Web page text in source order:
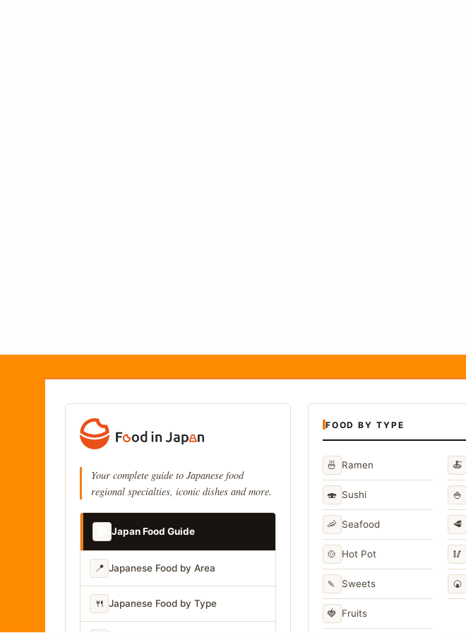
Your complete guide to Japanese food
regional specialties, iconic dishes and more.
Japan Food Guide
📍 Japanese Food by Area
🍴 Japanese Food by Type
FOOD BY TYPE
🍜 Ramen 🍝
🍣 Sushi 🍚
🦐 Seafood 🥩
🍲 Hot Pot 🥢
🍡 Sweets 🍘
🍓 Fruits